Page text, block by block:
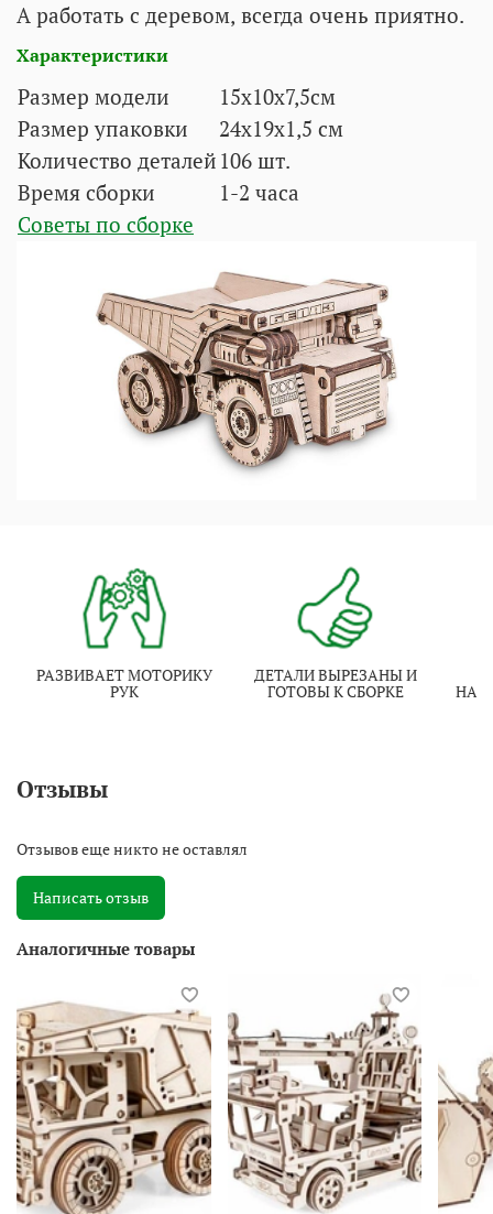
А работать с деревом, всегда очень приятно.
Характеристики
Размер модели
15х10х7,5см
Размер упаковки
24х19х1,5 см
Количество деталей 106 шт.
Время сборки
1-2 часа
Советы по сборке
РАЗВИВАЕТ МОТОРИКУ
РУК
ДЕТАЛИ ВЫРЕЗАНЫ И
ГОТОВЫ К СБОРКЕ
Отзывы
Отзывов еще никто не оставлял
Написать отзыв
Аналогичные товары